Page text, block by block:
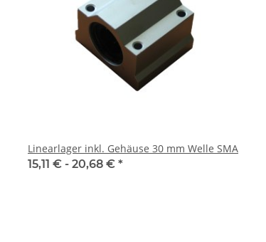
Linearlager inkl. Gehäuse 30 mm Welle SMA
15,11 € - 20,68 € *